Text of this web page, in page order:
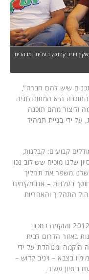
ויניב קדוש, בעלים ומנהלים
שיש להם חברה",
היא המתודולוגיה
וליצור מהם תוכנה
על ידי בניית תמהיל
קבועים: קבלנות,
שלנו מוכיח ששילוב נכון
משפר את תהליך
בעלויות – אנו מקימים
התהליך והאחריות
הוא סיפר עוד כי "Bosonet נוסדה בשנת 2012 והוקמה במכוון
באזור הדרום לבית
ומנוהלת על ידי
בצבא – ויניב קדוש –
ניסיון עשיר.